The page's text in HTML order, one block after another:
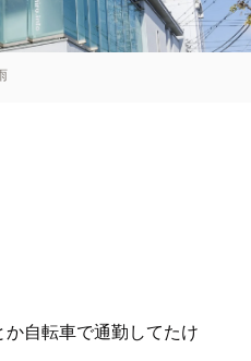
自転車で通勤してたけ